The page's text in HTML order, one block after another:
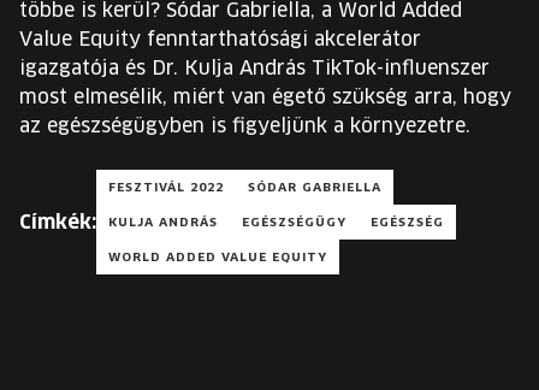
KOSÁR
EN
Change
EN
többe is kerül? Sódar Gabriella, a World Added
Value Equity fenntarthatósági akcelerátor
igazgatója és Dr. Kulja András TikTok-influenszer
most elmesélik, miért van égető szükség arra, hogy
az egészségügyben is figyeljünk a környezetre.
Címkék:
FESZTIVÁL 2022 SÓDAR GABRIELLA
KULJA ANDRÁS EGÉSZSÉGÜGY EGÉSZSÉG
WORLD ADDED VALUE EQUITY